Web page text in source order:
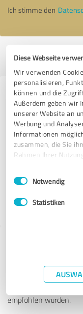
Diese Webseite
Wir verwenden
personalisieren,
können und die
Außerdem geben wir
unserer Website an
Werbung und
Informationen
zusammen, die Sie
Rahmen Ihrer
Impressum
Einwilligungsauswahl
Notwendig
Statistiken
Ich stimme den
Profil aktiv seit
Aquila Security &
100 Bewertungen
5.00 von 5
Tipp: Die
Fordern Sie
Deutschland, die
empfohlen wurden.